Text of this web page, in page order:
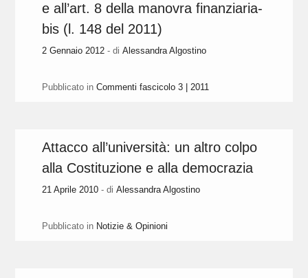
e all’art. 8 della manovra finanziaria-
bis (l. 148 del 2011)
2 Gennaio 2012 - di Alessandra Algostino
Pubblicato in Commenti fascicolo 3 | 2011
Attacco all’università: un altro colpo
alla Costituzione e alla democrazia
21 Aprile 2010 - di Alessandra Algostino
Pubblicato in Notizie & Opinioni